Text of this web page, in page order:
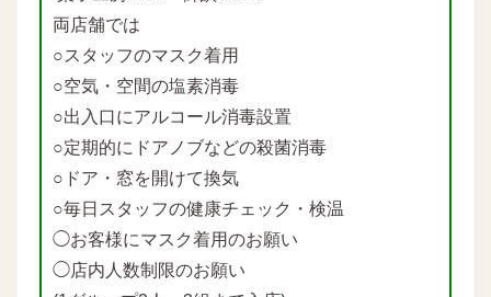
両店舗では
○スタッフのマスク着用
○空気・空間の塩素消毒
○出入口にアルコール消毒設置
○定期的にドアノブなどの殺菌消毒
○ドア・窓を開けて換気
○毎日スタッフの健康チェック・検温
◯お客様にマスク着用のお願い
◯店内人数制限のお願い